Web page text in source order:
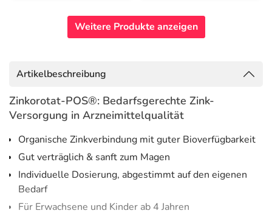
Weitere Produkte anzeigen
Artikelbeschreibung
Zinkorotat-POS®: Bedarfsgerechte Zink-
Versorgung in Arzneimittelqualität
Organische Zinkverbindung mit guter Bioverfügbarkeit
Gut verträglich & sanft zum Magen
Individuelle Dosierung, abgestimmt auf den eigenen
Bedarf
Für Erwachsene und Kinder ab 4 Jahren